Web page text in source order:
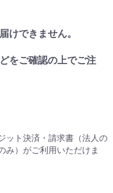
けできません。
をご確認の上でご注
ット決済・請求書（法人の
み）がご利用いただけま